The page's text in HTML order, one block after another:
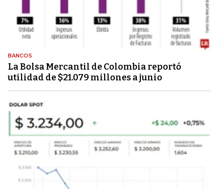
BANCOS
La Bolsa Mercantil de Colombia reportó
utilidad de $21.079 millones a junio